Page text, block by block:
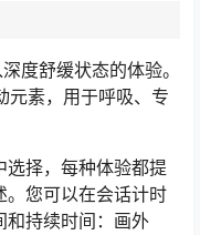
度舒缓状态的体验。
元素，用于呼吸、专
择，每种体验都提
。您可以在会话计时
和持续时间：画外